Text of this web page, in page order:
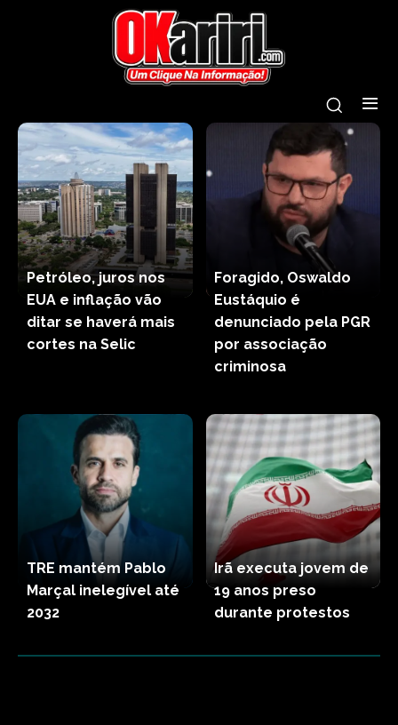
Petróleo, juros nos
EUA e inflação vão
ditar se haverá mais
cortes na Selic
Foragido, Oswaldo
Eustáquio é
denunciado pela PGR
por associação
criminosa
TRE mantém Pablo
Marçal inelegível até
2032
Irã executa jovem de
19 anos preso
durante protestos